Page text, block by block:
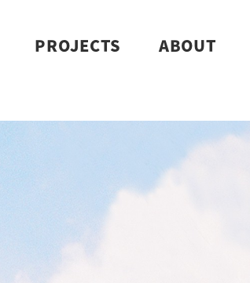
PROJECTS ABOUT